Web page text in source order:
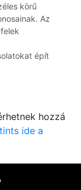
körű
Az
épít
hozzá
ide a